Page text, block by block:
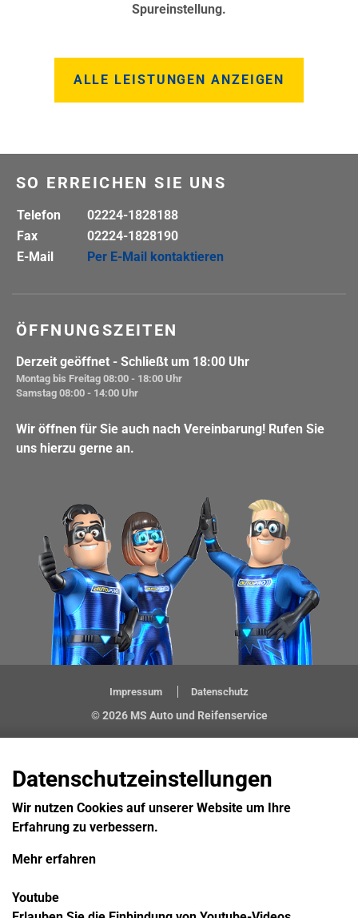
Spureinstellung.
ALLE LEISTUNGEN ANZEIGEN
SO ERREICHEN SIE UNS
Telefon
02224-1828188
Fax
02224-1828190
E-Mail
Per E-Mail kontaktieren
ÖFFNUNGSZEITEN
Derzeit geöffnet - Schließt um 18:00 Uhr
Montag bis Freitag 08:00 - 18:00 Uhr
Samstag 08:00 - 14:00 Uhr
Wir öffnen für Sie auch nach Vereinbarung! Rufen Sie
uns hierzu gerne an.
Impressum Datenschutz
© 2026 MS Auto und Reifenservice
Datenschutzeinstellungen
Wir nutzen Cookies auf unserer Website um Ihre
Erfahrung zu verbessern.
Mehr erfahren
Youtube